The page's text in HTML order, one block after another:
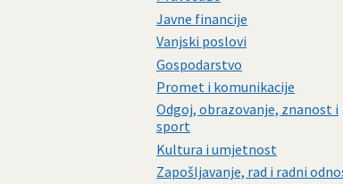
Javne financije
Vanjski poslovi
Gospodarstvo
Promet i komunikacije
Odgoj, obrazovanje, znanost i
sport
Kultura i umjetnost
Zapošljavanje, rad i radni